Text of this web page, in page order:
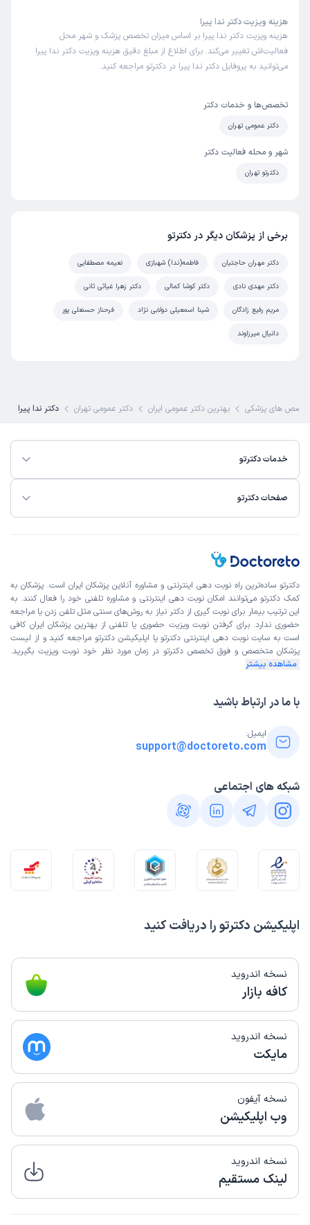
هزینه ویزیت دکتر ندا پیرا
هزینه ویزیت دکتر ندا پیرا بر اساس میزان تخصص پزشک و شهر محل
فعالیت‌اش تغییر می‌کند. برای اطلاع از مبلغ دقیق هزینه ویزیت دکتر ندا پیرا
می‌توانید به پروفایل دکتر ندا پیرا در دکترتو مراجعه کنید.
تخصص‌ها و خدمات دکتر
دکتر عمومی تهران
شهر و محله فعالیت دکتر
دکترتو تهران
برخی از پزشکان دیگر در دکترتو
دکتر مهران حاجتیان فاطمه(ندا) شهبازی نعیمه مصطفایی
دکتر مهدی نادی دکتر کوشا کمالی دکتر زهرا غیاثی ثانی
مریم رفیع زادگان شینا اسمعیلی دولابی نژاد فرحناز حسنعلی پور
دانیال میرزاوند
تخصص های پزشکی بهترین دکتر عمومی ایران دکتر عمومی تهران دکتر ندا پیرا
خدمات دکترتو
صفحات دکترتو
اپلیکیشن دکترتو را دریافت کنید
نسخه اندروید
کافه بازار
نسخه اندروید
مایکت
نسخه آیفون
وب اپلیکیشن
نسخه اندروید
لینک مستقیم
دکترتو ساده‌ترین راه نوبت‌ دهی اینترنتی و مشاوره آنلاین پزشکان ایران است. پزشکان به
کمک دکترتو می‌توانند امکان نوبت دهی اینترنتی و مشاوره تلفنی خود را فعال کنند. به
این ترتیب بیمار برای نوبت گیری از دکتر نیاز به روش‌های سنتی مثل تلفن زدن یا مراجعه
حضوری ندارد. برای گرفتن نوبت ویزیت حضوری یا تلفنی از بهترین پزشکان ایران کافی
است به سایت نوبت دهی اینترنتی دکترتو یا اپلیکیشن دکترتو مراجعه کنید و از لیست
پزشکان متخصص و فوق تخصص دکترتو در زمان مورد نظر خود نوبت ویزیت بگیرید.
مشاهده بیشتر
با ما در ارتباط باشید
ایمیل:
support@doctoreto.com
شبکه های اجتماعی